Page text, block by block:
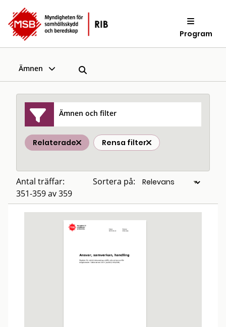
Program
Ämnen
Ämnen och filter
Relaterade Rensa filter
Antal träffar:
351-359 av 359
Sortera på: